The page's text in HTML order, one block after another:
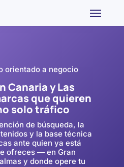
orientado a negocio
Canaria y Las
que quieren
solo tráfico
de búsqueda, la
y la base técnica
ante quien ya está
ofreces — en Gran
y donde opere tu